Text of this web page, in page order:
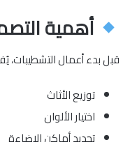
أهمية
قبل بدء أعمال
توزيع الأثاث
اختيار الألوان